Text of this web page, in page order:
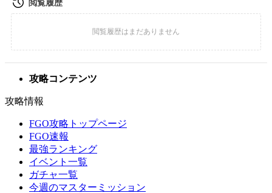
攻略コンテンツ
攻略情報
FGO攻略トップページ
FGO速報
最強ランキング
イベント一覧
ガチャ一覧
今週のマスターミッション